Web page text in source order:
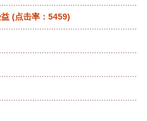
(点击率：5459)